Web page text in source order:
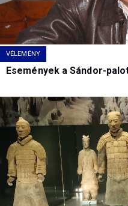
VÉLEMÉNY
Események a Sándor-